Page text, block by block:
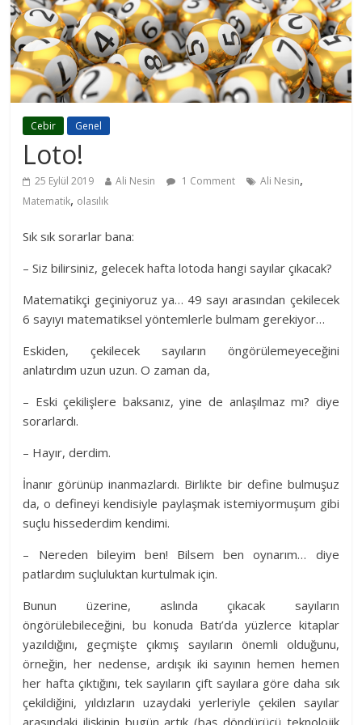
Cebir Genel
Loto!
25 Eylül 2019 Ali Nesin 1 Comment Ali Nesin,
Matematik, olasılık
Sık sık sorarlar bana:
– Siz bilirsiniz, gelecek hafta lotoda hangi sayılar çıkacak?
Matematikçi geçiniyoruz ya… 49 sayı arasından çekilecek
6 sayıyı matematiksel yöntemlerle bulmam gerekiyor…
Eskiden, çekilecek sayıların öngörülemeyeceğini
anlatırdım uzun uzun. O zaman da,
– Eski çekilişlere baksanız, yine de anlaşılmaz mı? diye
sorarlardı.
– Hayır, derdim.
İnanır görünüp inanmazlardı. Birlikte bir define bulmuşuz
da, o defineyi kendisiyle paylaşmak istemiyormuşum gibi
suçlu hissederdim kendimi.
– Nereden bileyim ben! Bilsem ben oynarım… diye
patlardım suçluluktan kurtulmak için.
Bunun üzerine, aslında çıkacak sayıların
öngörülebileceğini, bu konuda Batı’da yüzlerce kitaplar
yazıldığını, geçmişte çıkmış sayıların önemli olduğunu,
örneğin, her nedense, ardışık iki sayının hemen hemen
her hafta çıktığını, tek sayıların çift sayılara göre daha sık
çekildiğini, yıldızların uzaydaki yerleriyle çekilen sayılar
arasındaki ilişkinin bugün artık (baş döndürücü teknolojik